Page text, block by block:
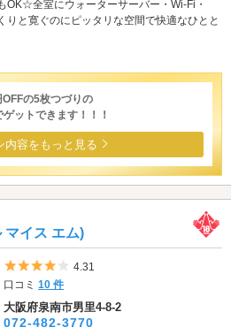
OK☆全室にウォーターサーバー・Wi-Fi・
りと寛ぐのにピッタリな空間で快適なひとと
の5枚つづりの
ットできます！！！
内容をもっと見る
マイス エム)
5つ星のうち4
4.31
口コミ10 件
大阪府泉南市男里4-8-2
072-482-3770